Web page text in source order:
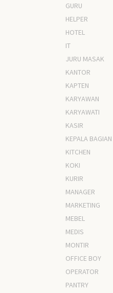
GURU
HELPER
HOTEL
IT
JURU MASAK
KANTOR
KAPTEN
KARYAWAN
KARYAWATI
KASIR
KEPALA BAGIAN
KITCHEN
KOKI
KURIR
MANAGER
MARKETING
MEBEL
MEDIS
MONTIR
OFFICE BOY
OPERATOR
PANTRY